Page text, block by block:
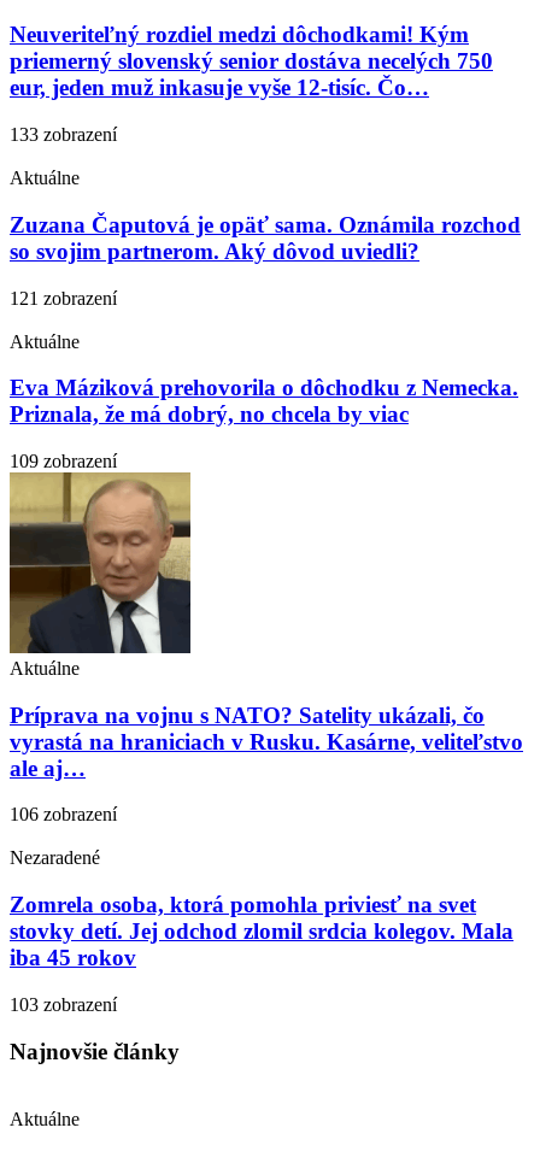
Neuveriteľný rozdiel medzi dôchodkami! Kým
priemerný slovenský senior dostáva necelých 750
eur, jeden muž inkasuje vyše 12-tisíc. Čo…
133 zobrazení
Aktuálne
Zuzana Čaputová je opäť sama. Oznámila rozchod
so svojim partnerom. Aký dôvod uviedli?
121 zobrazení
Aktuálne
Eva Máziková prehovorila o dôchodku z Nemecka.
Priznala, že má dobrý, no chcela by viac
109 zobrazení
Aktuálne
Príprava na vojnu s NATO? Satelity ukázali, čo
vyrastá na hraniciach v Rusku. Kasárne, veliteľstvo
ale aj…
106 zobrazení
Nezaradené
Zomrela osoba, ktorá pomohla priviesť na svet
stovky detí. Jej odchod zlomil srdcia kolegov. Mala
iba 45 rokov
103 zobrazení
Najnovšie články
Aktuálne